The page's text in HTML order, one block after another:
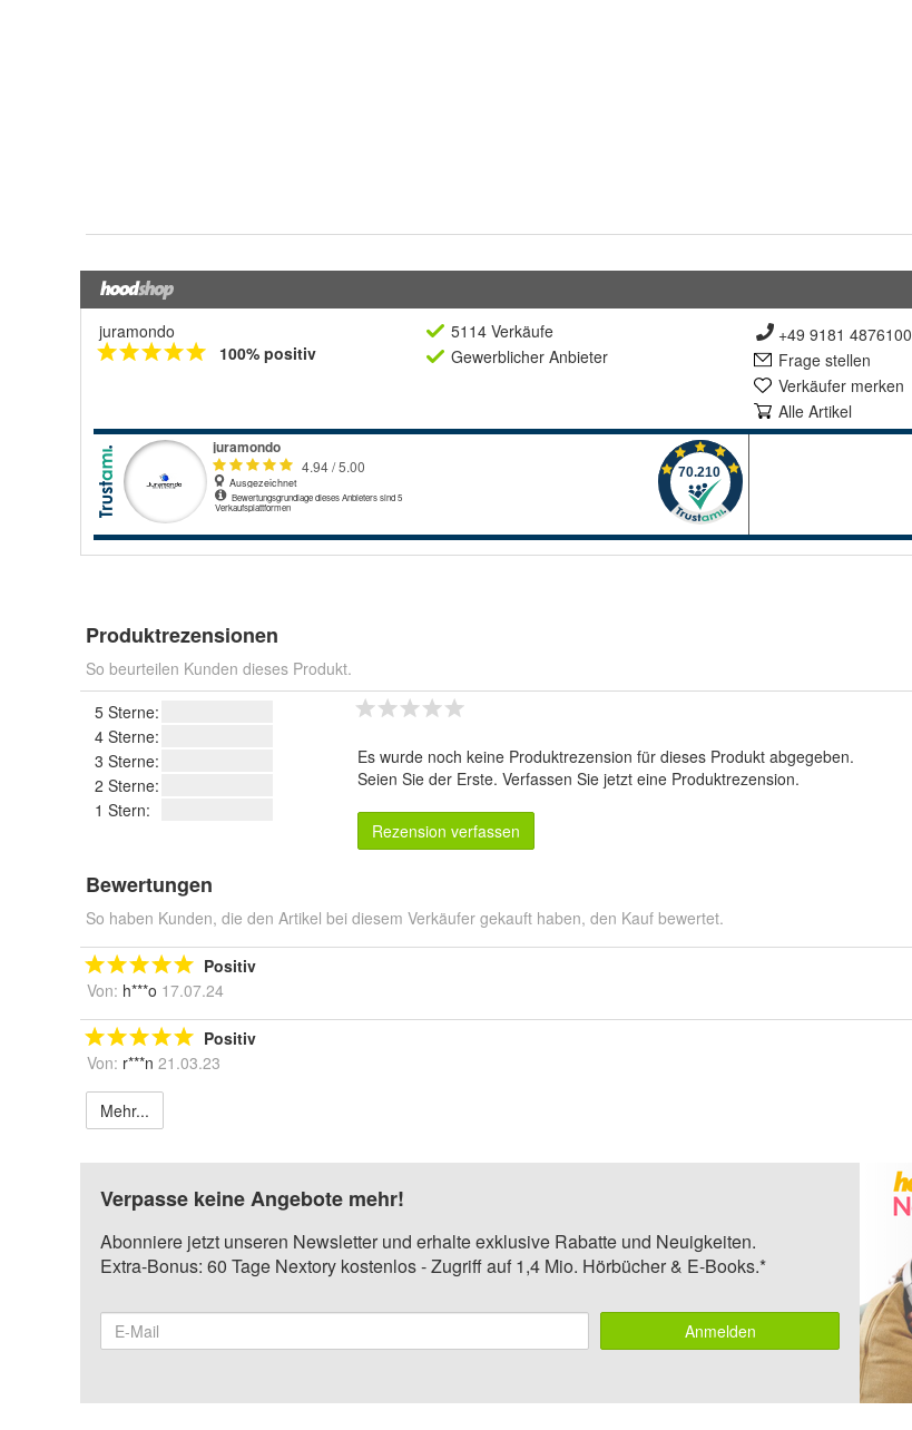
juramondo
100% positiv
5114 Verkäufe
Gewerblicher Anbieter
+49 9181 4876100
Frage stellen
Verkäufer merken
Alle Artikel
Produktrezensionen
So beurteilen Kunden dieses Produkt.
5 Sterne:
4 Sterne:
3 Sterne:
2 Sterne:
1 Stern:
Es wurde noch keine Produktrezension für dieses Produkt abgegeben.
Seien Sie der Erste. Verfassen Sie jetzt eine Produktrezension.
Rezension verfassen
Bewertungen
So haben Kunden, die den Artikel bei diesem Verkäufer gekauft haben, den Kauf bewertet.
Positiv
Von: h***o 17.07.24
Positiv
Von: r***n 21.03.23
Mehr...
Verpasse keine Angebote mehr!
Abonniere jetzt unseren Newsletter und erhalte exklusive Rabatte und Neuigkeiten.
Extra-Bonus: 60 Tage Nextory kostenlos - Zugriff auf 1,4 Mio. Hörbücher & E-Books.*
Anmelden